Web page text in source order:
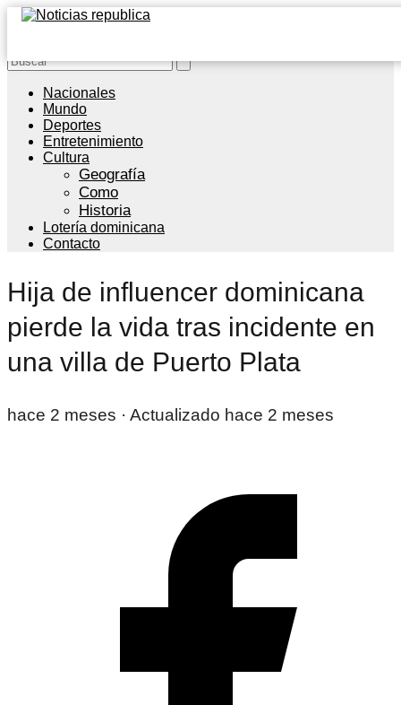
Nacionales
Mundo
Deportes
Entretenimiento
Cultura
Geografía
Como
Historia
Lotería dominicana
Contacto
Hija de influencer dominicana
pierde la vida tras incidente en
una villa de Puerto Plata
hace 2 meses · Actualizado hace 2 meses